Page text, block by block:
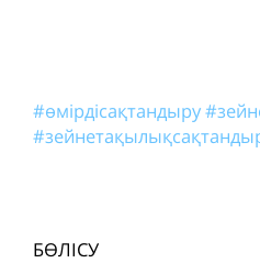
#өмірдісақтандыру
БӨЛІСУ